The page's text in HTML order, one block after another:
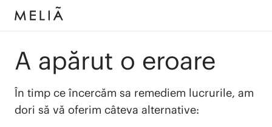
A apărut o eroare
În timp ce încercăm sa remediem lucrurile, am
dori să vă oferim câteva alternative: